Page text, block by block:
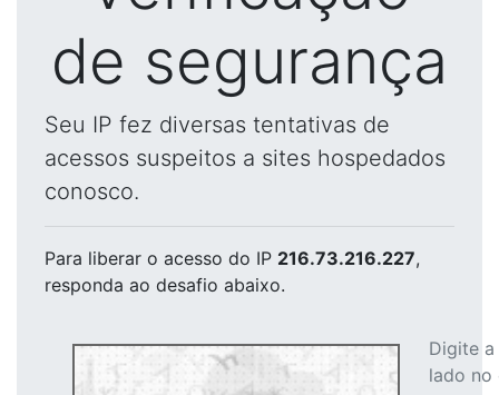
de segurança
Seu IP fez diversas tentativas de
acessos suspeitos a sites hospedados
conosco.
Para liberar o acesso do IP 216.73.216.227,
responda ao desafio abaixo.
Digite
lado no